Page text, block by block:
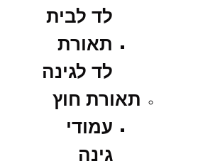
לד לבית
תאורת
לד לגינה
תאורת חוץ
עמודי
גינה